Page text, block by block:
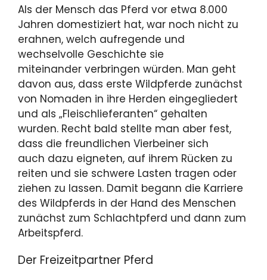
Als der Mensch das Pferd vor etwa 8.000
Jahren domestiziert hat, war noch nicht zu
erahnen, welch aufregende und
wechselvolle Geschichte sie
miteinander verbringen würden. Man geht
davon aus, dass erste Wildpferde zunächst
von Nomaden in ihre Herden eingegliedert
und als „Fleischlieferanten“ gehalten
wurden. Recht bald stellte man aber fest,
dass die freundlichen Vierbeiner sich
auch dazu eigneten, auf ihrem Rücken zu
reiten und sie schwere Lasten tragen oder
ziehen zu lassen. Damit begann die Karriere
des Wildpferds in der Hand des Menschen
zunächst zum Schlachtpferd und dann zum
Arbeitspferd.
Der Freizeitpartner Pferd